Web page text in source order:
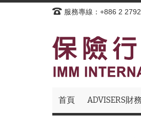
服務專線：+886 2
首頁 ADVISERS財